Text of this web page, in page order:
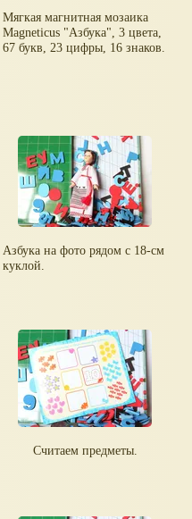
Мягкая магнитная мозаика
Magneticus "Азбука", 3 цвета,
67 букв, 23 цифры, 16 знаков.
Азбука на фото рядом с 18-см
куклой.
Считаем предметы.